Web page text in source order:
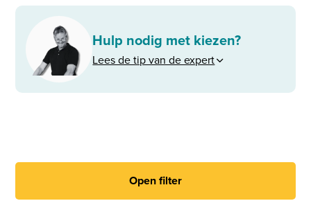
Hulp nodig met kiezen?
Lees de tip van de expert
Open filter